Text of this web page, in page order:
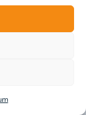
um andere
die